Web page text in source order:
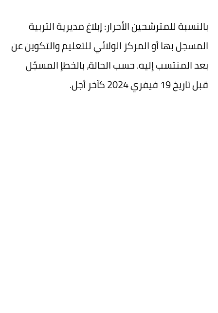
بالنسبة للمترشحين الأحرار: إبلاغ مديرية التربية
المسجل بها أو المركز الولائي للتعليم والتكوين عن
بعد المنتسب إليه. حسب الحالة، بالخطإ المسجّل
قبل تاريخ 19 فيفري 2024 كآخر أجل.